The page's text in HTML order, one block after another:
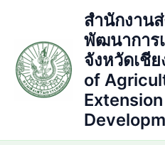
content
สำนักงาน
พัฒนาการ
จังหวัดเชี
of